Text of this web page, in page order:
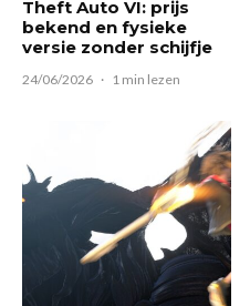
Theft Auto VI: prijs
bekend en fysieke
versie zonder schijfje
24/06/2026 · 1 min lezen